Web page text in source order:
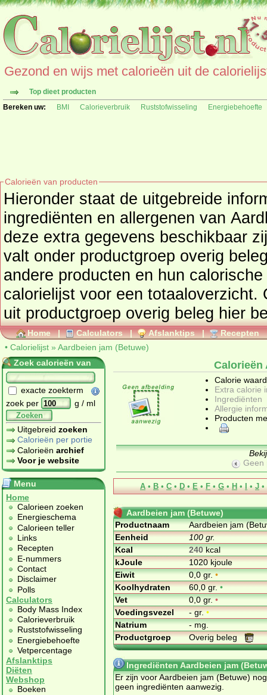
Gezond en wijs met calorieën uit de
Top dieet producten
Bereken uw:
BMI Calorieverbruik Ruststofwisseling Energiebehoefte
Calorieën van producten
Hieronder staat de uitgebreide
ingrediënten en allergenen van Aardbeien jam (Betuwe) als
deze extra gegevens beschikbaar
valt onder productgroep overig
andere producten en hun calorische
calorielijst voor een totaaloverzicht.
uit productgroep overig beleg hier
Home | Calculators | Afslanktips | Recepten
• Calorielijst » Aardbeien jam (Betuwe)
Zoek calorieën van
exacte zoekterm
zoek per
g / ml
Zoeken
Uitgebreid zoeken
Calorieën per portie
Calorieën archief
Voor je website
Menu
Home
Calorieen zoeken
Energieschema
Calorieen teller
Links
Recepten
E-nummers
Contact
Disclaimer
Polls
Calculators
Body Mass Index
Calorieverbruik
Ruststofwisseling
Energiebehoefte
Vetpercentage
Afslanktips
Diëten
Webshop
Boeken
Calorieën
Calorie
Extra calorie
Ingrediënten
Allergie
Producten
Geen
A • B • C • D • E • F • G • H • I • J •
Aardbeien jam (Betuwe)
Productnaam
Aardbeien jam
Eenheid
100 gr.
Kcal
240kcal
kJoule
1020 kjoule
Eiwit
0,0 gr.•
Koolhydraten
60,0 gr.•
Vet
0,0 gr.•
Voedingsvezel
- gr.•
Natrium
- mg.
Productgroep
Overig beleg
Ingrediënten Aardbeien jam
Er zijn voor Aardbeien jam (Betuwe) nog
geen ingrediënten aanwezig.